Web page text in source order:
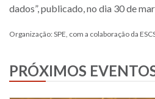
dados”, publicado, no dia 30 de
Organização: SPE, com a colaboração da
PRÓXIMOS